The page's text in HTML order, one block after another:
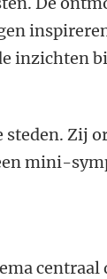
inzichten
Zij
mini-